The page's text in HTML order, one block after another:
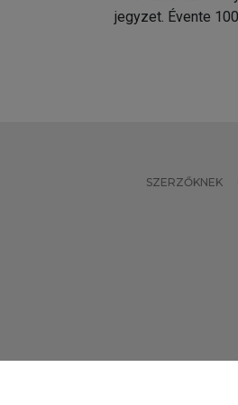
jegyzet. Évente
SZERZŐKNEK